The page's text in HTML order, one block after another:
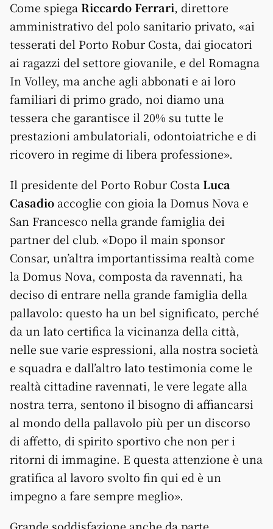
Come spiega Riccardo Ferrari, direttore
amministrativo del polo sanitario privato, «ai
tesserati del Porto Robur Costa, dai giocatori
ai ragazzi del settore giovanile, e del Romagna
In Volley, ma anche agli abbonati e ai loro
familiari di primo grado, noi diamo una
tessera che garantisce il 20% su tutte le
prestazioni ambulatoriali, odontoiatriche e di
ricovero in regime di libera professione».
Il presidente del Porto Robur Costa Luca
Casadio accoglie con gioia la Domus Nova e
San Francesco nella grande famiglia dei
partner del club. «Dopo il main sponsor
Consar, un’altra importantissima realtà come
la Domus Nova, composta da ravennati, ha
deciso di entrare nella grande famiglia della
pallavolo: questo ha un bel significato, perché
da un lato certifica la vicinanza della città,
nelle sue varie espressioni, alla nostra società
e squadra e dall’altro lato testimonia come le
realtà cittadine ravennati, le vere legate alla
nostra terra, sentono il bisogno di affiancarsi
al mondo della pallavolo più per un discorso
di affetto, di spirito sportivo che non per i
ritorni di immagine. E questa attenzione è una
gratifica al lavoro svolto fin qui ed è un
impegno a fare sempre meglio».
Grande soddisfazione anche da parte